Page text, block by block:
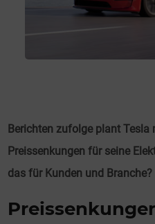
Berichten zufolge plant Tesla
Preissenkungen für seine
das für Kunden und Branche?